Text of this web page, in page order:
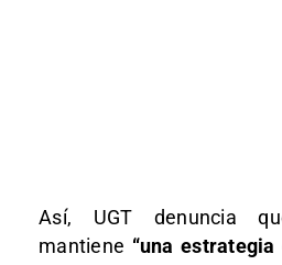
Así, UGT denuncia
mantiene “una